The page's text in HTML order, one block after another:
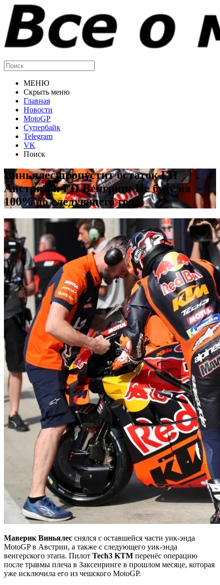
МЕНЮ
Скрыть меню
Главная
Новости
MotoGP
Супербайк
Telegram
VK
Поиск
Виньялес пропустит остаток ГП
Австрии и ГП Венгрии: Не буду на
100% до следующего года
Маверик Виньялес снялся с оставшейся части уик-энда
MotoGP в Австрии, а также с следующего уик-энда
венгерского этапа. Пилот Tech3 KTM перенёс операцию
после травмы плеча в Заксенринге в прошлом месяце, которая
уже исключила его из чешского MotoGP.